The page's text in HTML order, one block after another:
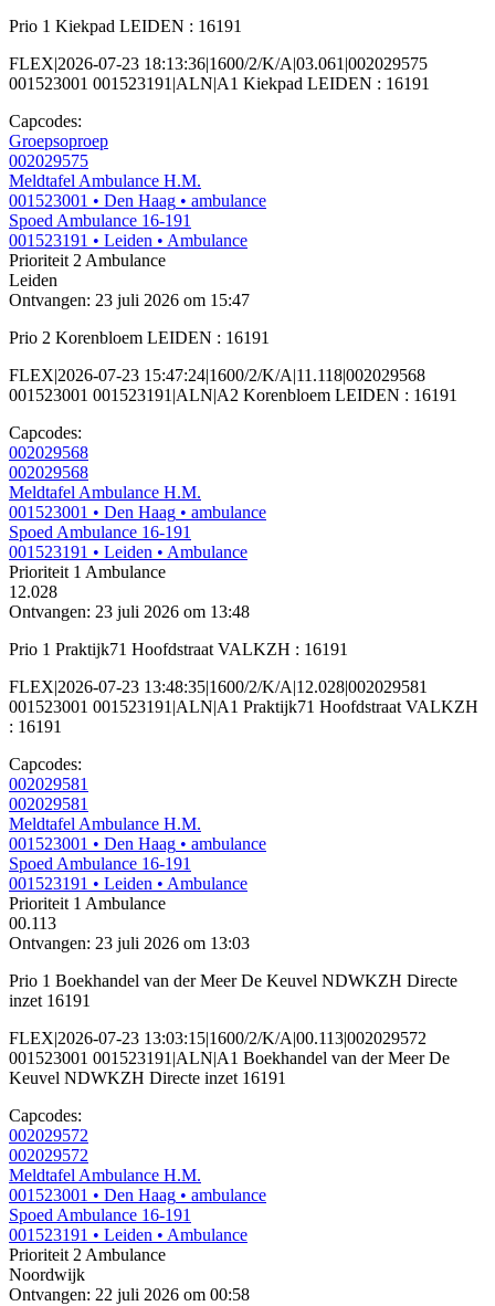
Prio 1 Kiekpad LEIDEN : 16191
FLEX|2026-07-23 18:13:36|1600/2/K/A|03.061|002029575
001523001 001523191|ALN|A1 Kiekpad LEIDEN : 16191
Capcodes:
Groepsoproep
002029575
Meldtafel Ambulance H.M.
001523001 • Den Haag • ambulance
Spoed Ambulance 16-191
001523191 • Leiden • Ambulance
Prioriteit 2 Ambulance
Leiden
Ontvangen: 23 juli 2026 om 15:47
Prio 2 Korenbloem LEIDEN : 16191
FLEX|2026-07-23 15:47:24|1600/2/K/A|11.118|002029568
001523001 001523191|ALN|A2 Korenbloem LEIDEN : 16191
Capcodes:
002029568
002029568
Meldtafel Ambulance H.M.
001523001 • Den Haag • ambulance
Spoed Ambulance 16-191
001523191 • Leiden • Ambulance
Prioriteit 1 Ambulance
12.028
Ontvangen: 23 juli 2026 om 13:48
Prio 1 Praktijk71 Hoofdstraat VALKZH : 16191
FLEX|2026-07-23 13:48:35|1600/2/K/A|12.028|002029581
001523001 001523191|ALN|A1 Praktijk71 Hoofdstraat VALKZH
: 16191
Capcodes:
002029581
002029581
Meldtafel Ambulance H.M.
001523001 • Den Haag • ambulance
Spoed Ambulance 16-191
001523191 • Leiden • Ambulance
Prioriteit 1 Ambulance
00.113
Ontvangen: 23 juli 2026 om 13:03
Prio 1 Boekhandel van der Meer De Keuvel NDWKZH Directe
inzet 16191
FLEX|2026-07-23 13:03:15|1600/2/K/A|00.113|002029572
001523001 001523191|ALN|A1 Boekhandel van der Meer De
Keuvel NDWKZH Directe inzet 16191
Capcodes:
002029572
002029572
Meldtafel Ambulance H.M.
001523001 • Den Haag • ambulance
Spoed Ambulance 16-191
001523191 • Leiden • Ambulance
Prioriteit 2 Ambulance
Noordwijk
Ontvangen: 22 juli 2026 om 00:58